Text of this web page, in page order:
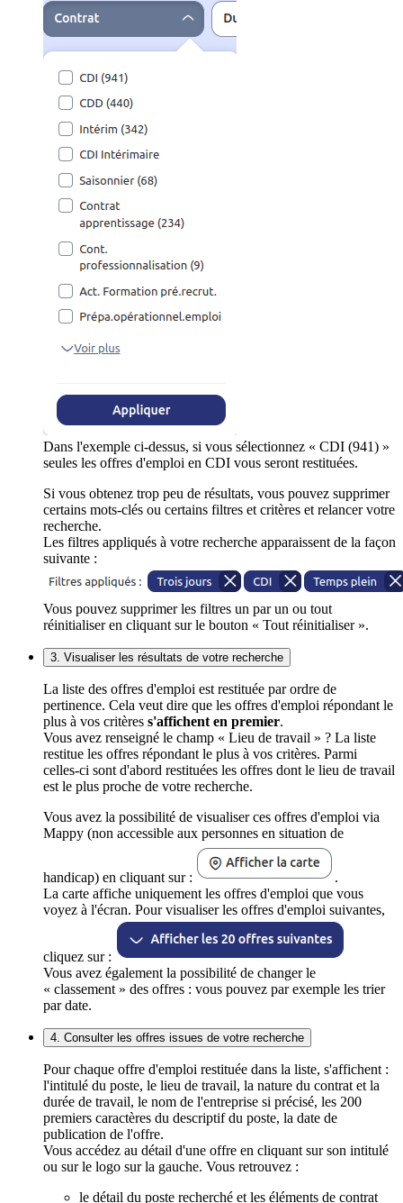
Dans l'exemple ci-dessus, si vous sélectionnez « CDI (941) »
seules les offres d'emploi en CDI vous seront restituées.
Si vous obtenez trop peu de résultats, vous pouvez supprimer
certains mots-clés ou certains filtres et critères et relancer votre
recherche.
Les filtres appliqués à votre recherche apparaissent de la façon
suivante :
Vous pouvez supprimer les filtres un par un ou tout
réinitialiser en cliquant sur le bouton « Tout réinitialiser ».
3. Visualiser les résultats de votre recherche
La liste des offres d'emploi est restituée par ordre de
pertinence. Cela veut dire que les offres d'emploi répondant le
plus à vos critères s'affichent en premier.
Vous avez renseigné le champ « Lieu de travail » ? La liste
restitue les offres répondant le plus à vos critères. Parmi
celles-ci sont d'abord restituées les offres dont le lieu de travail
est le plus proche de votre recherche.
Vous avez la possibilité de visualiser ces offres d'emploi via
Mappy (non accessible aux personnes en situation de
handicap) en cliquant sur :
.
La carte affiche uniquement les offres d'emploi que vous
voyez à l'écran. Pour visualiser les offres d'emploi suivantes,
cliquez sur :
Vous avez également la possibilité de changer le
« classement » des offres : vous pouvez par exemple les trier
par date.
4. Consulter les offres issues de votre recherche
Pour chaque offre d'emploi restituée dans la liste, s'affichent :
l'intitulé du poste, le lieu de travail, la nature du contrat et la
durée de travail, le nom de l'entreprise si précisé, les 200
premiers caractères du descriptif du poste, la date de
publication de l'offre.
Vous accédez au détail d'une offre en cliquant sur son intitulé
ou sur le logo sur la gauche. Vous retrouvez :
le détail du poste recherché et les éléments de contrat